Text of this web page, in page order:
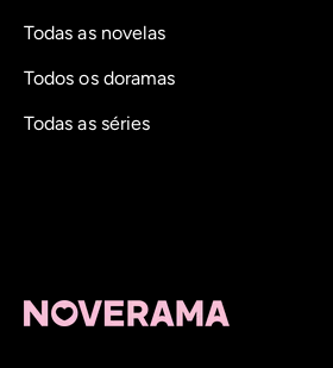
Todas as novelas
Todos os doramas
Todas as séries